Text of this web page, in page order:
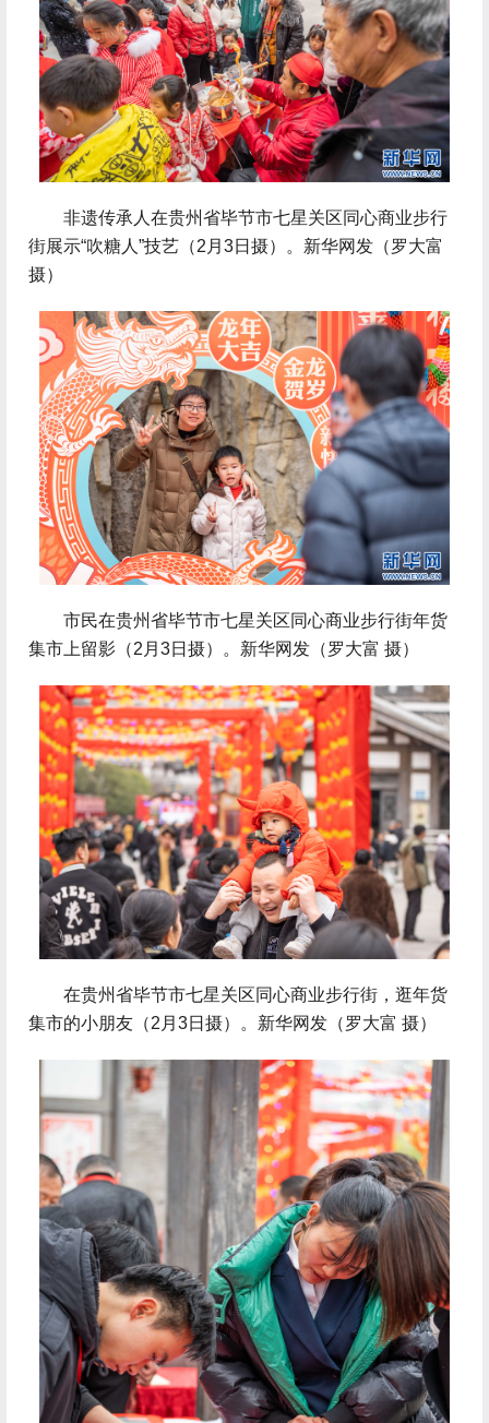
非遗传承人在贵州省毕节市七星关区同心商业步行
街展示“吹糖人”技艺（2月3日摄）。新华网发（罗大富
摄）
市民在贵州省毕节市七星关区同心商业步行街年货
集市上留影（2月3日摄）。新华网发（罗大富 摄）
在贵州省毕节市七星关区同心商业步行街，逛年货
集市的小朋友（2月3日摄）。新华网发（罗大富 摄）